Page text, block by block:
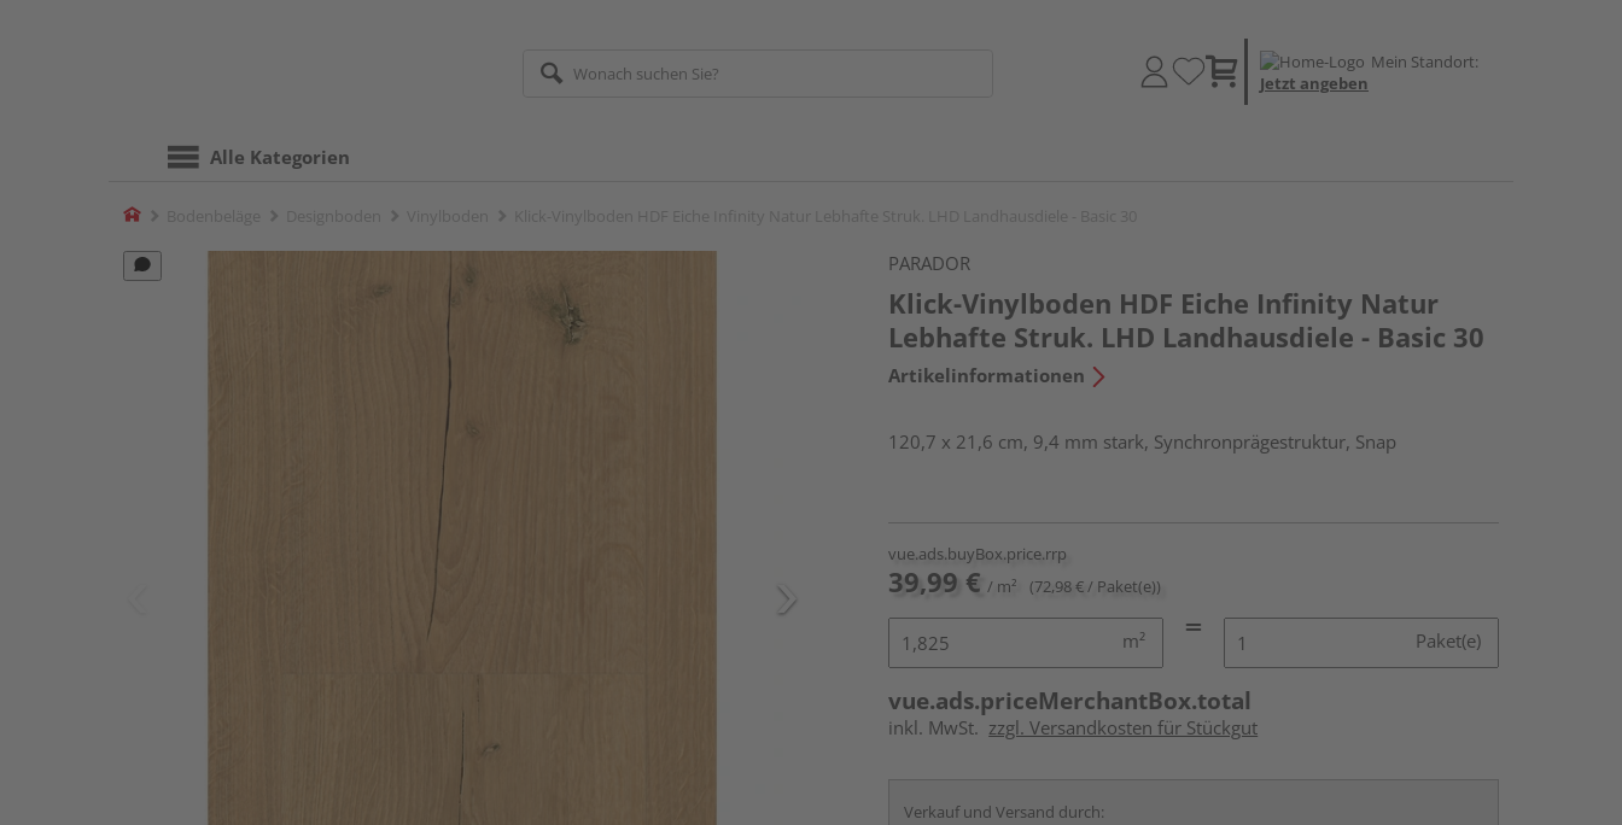
Mein Standort:
Jetzt angeben
Alle Kategorien
Home
PARADOR
Klick-Vinylboden HDF Eiche Infinity Natur
Lebhafte Struk. LHD Landhausdiele - Basic 30
Artikelinformationen
120,7 x 21,6 cm, 9,4 mm stark, Synchronprägestruktur, Snap
vue.ads.buyBox.price.rrp
39,99 € / m² (72,98 € / Paket(e))
m² Paket(e)
vue.ads.priceMerchantBox.total
inkl. MwSt. zzgl. Versandkosten für Stückgut
Verkauf und Versand durch: